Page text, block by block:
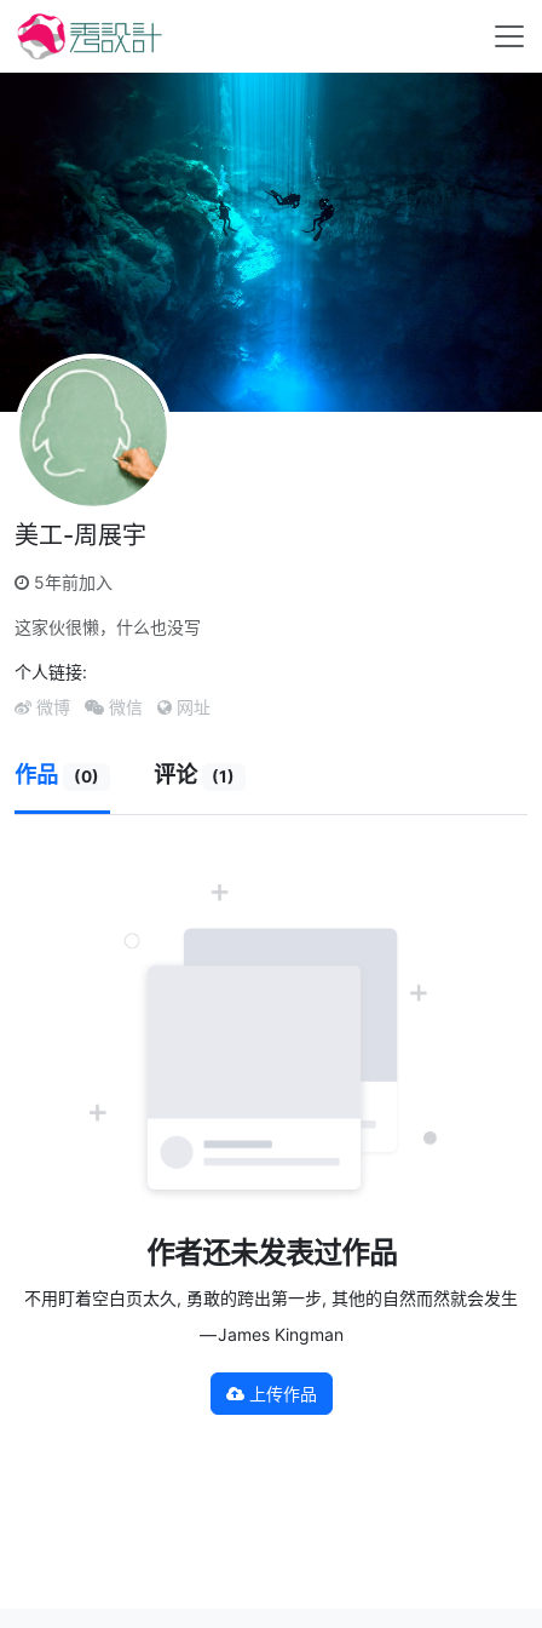
美工-周展宇
5年前加入
这家伙很懒，什么也没写
个人链接:
微博 微信 网址
作品 (0) 评论 (1)
作者还未发表过作品
不用盯着空白页太久, 勇敢的跨出第一步, 其他的自然而然就会发生
— James Kingman
上传作品